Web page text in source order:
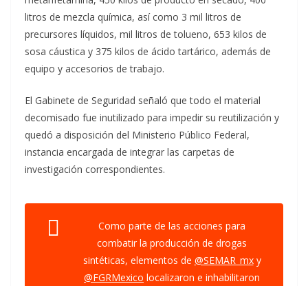
litros de mezcla química, así como 3 mil litros de
precursores líquidos, mil litros de tolueno, 653 kilos de
sosa cáustica y 375 kilos de ácido tartárico, además de
equipo y accesorios de trabajo.
El Gabinete de Seguridad señaló que todo el material
decomisado fue inutilizado para impedir su reutilización y
quedó a disposición del Ministerio Público Federal,
instancia encargada de integrar las carpetas de
investigación correspondientes.
Como parte de las acciones para
combatir la producción de drogas
sintéticas, elementos de @SEMAR_mxy
@FGRMexico localizaron e inhabilitaron